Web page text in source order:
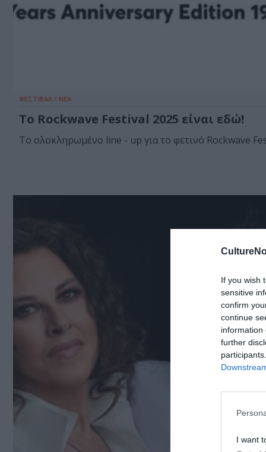
If you wish
sensitive
confirm
continue
information
further
I want
ΦΕΣΤΙΒΑΛ / ΝΕΑ
Το Rockwave Festival 2025 είναι εδώ!
Το ολοκληρωμένο line - up για το φετινό Rockwave